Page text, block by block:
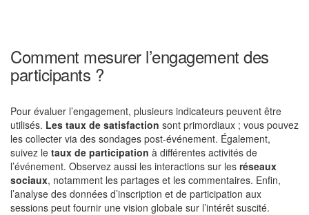
Comment mesurer l’engagement des
participants ?
Pour évaluer l’engagement, plusieurs indicateurs peuvent être
utilisés. Les taux de satisfaction sont primordiaux ; vous pouvez
les collecter via des sondages post-événement. Également,
suivez le taux de participation à différentes activités de
l’événement. Observez aussi les interactions sur les réseaux
sociaux, notamment les partages et les commentaires. Enfin,
l’analyse des données d’inscription et de participation aux
sessions peut fournir une vision globale sur l’intérêt suscité.